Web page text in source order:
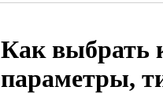
Как выбрать
параметры,